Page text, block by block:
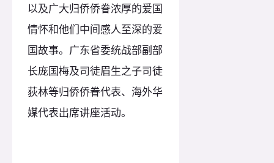
以及广大归侨侨眷浓厚的爱国
情怀和他们中间感人至深的爱
国故事。广东省委统战部副部
长庞国梅及司徒眉生之子司徒
荻林等归侨侨眷代表、海外华
媒代表出席讲座活动。